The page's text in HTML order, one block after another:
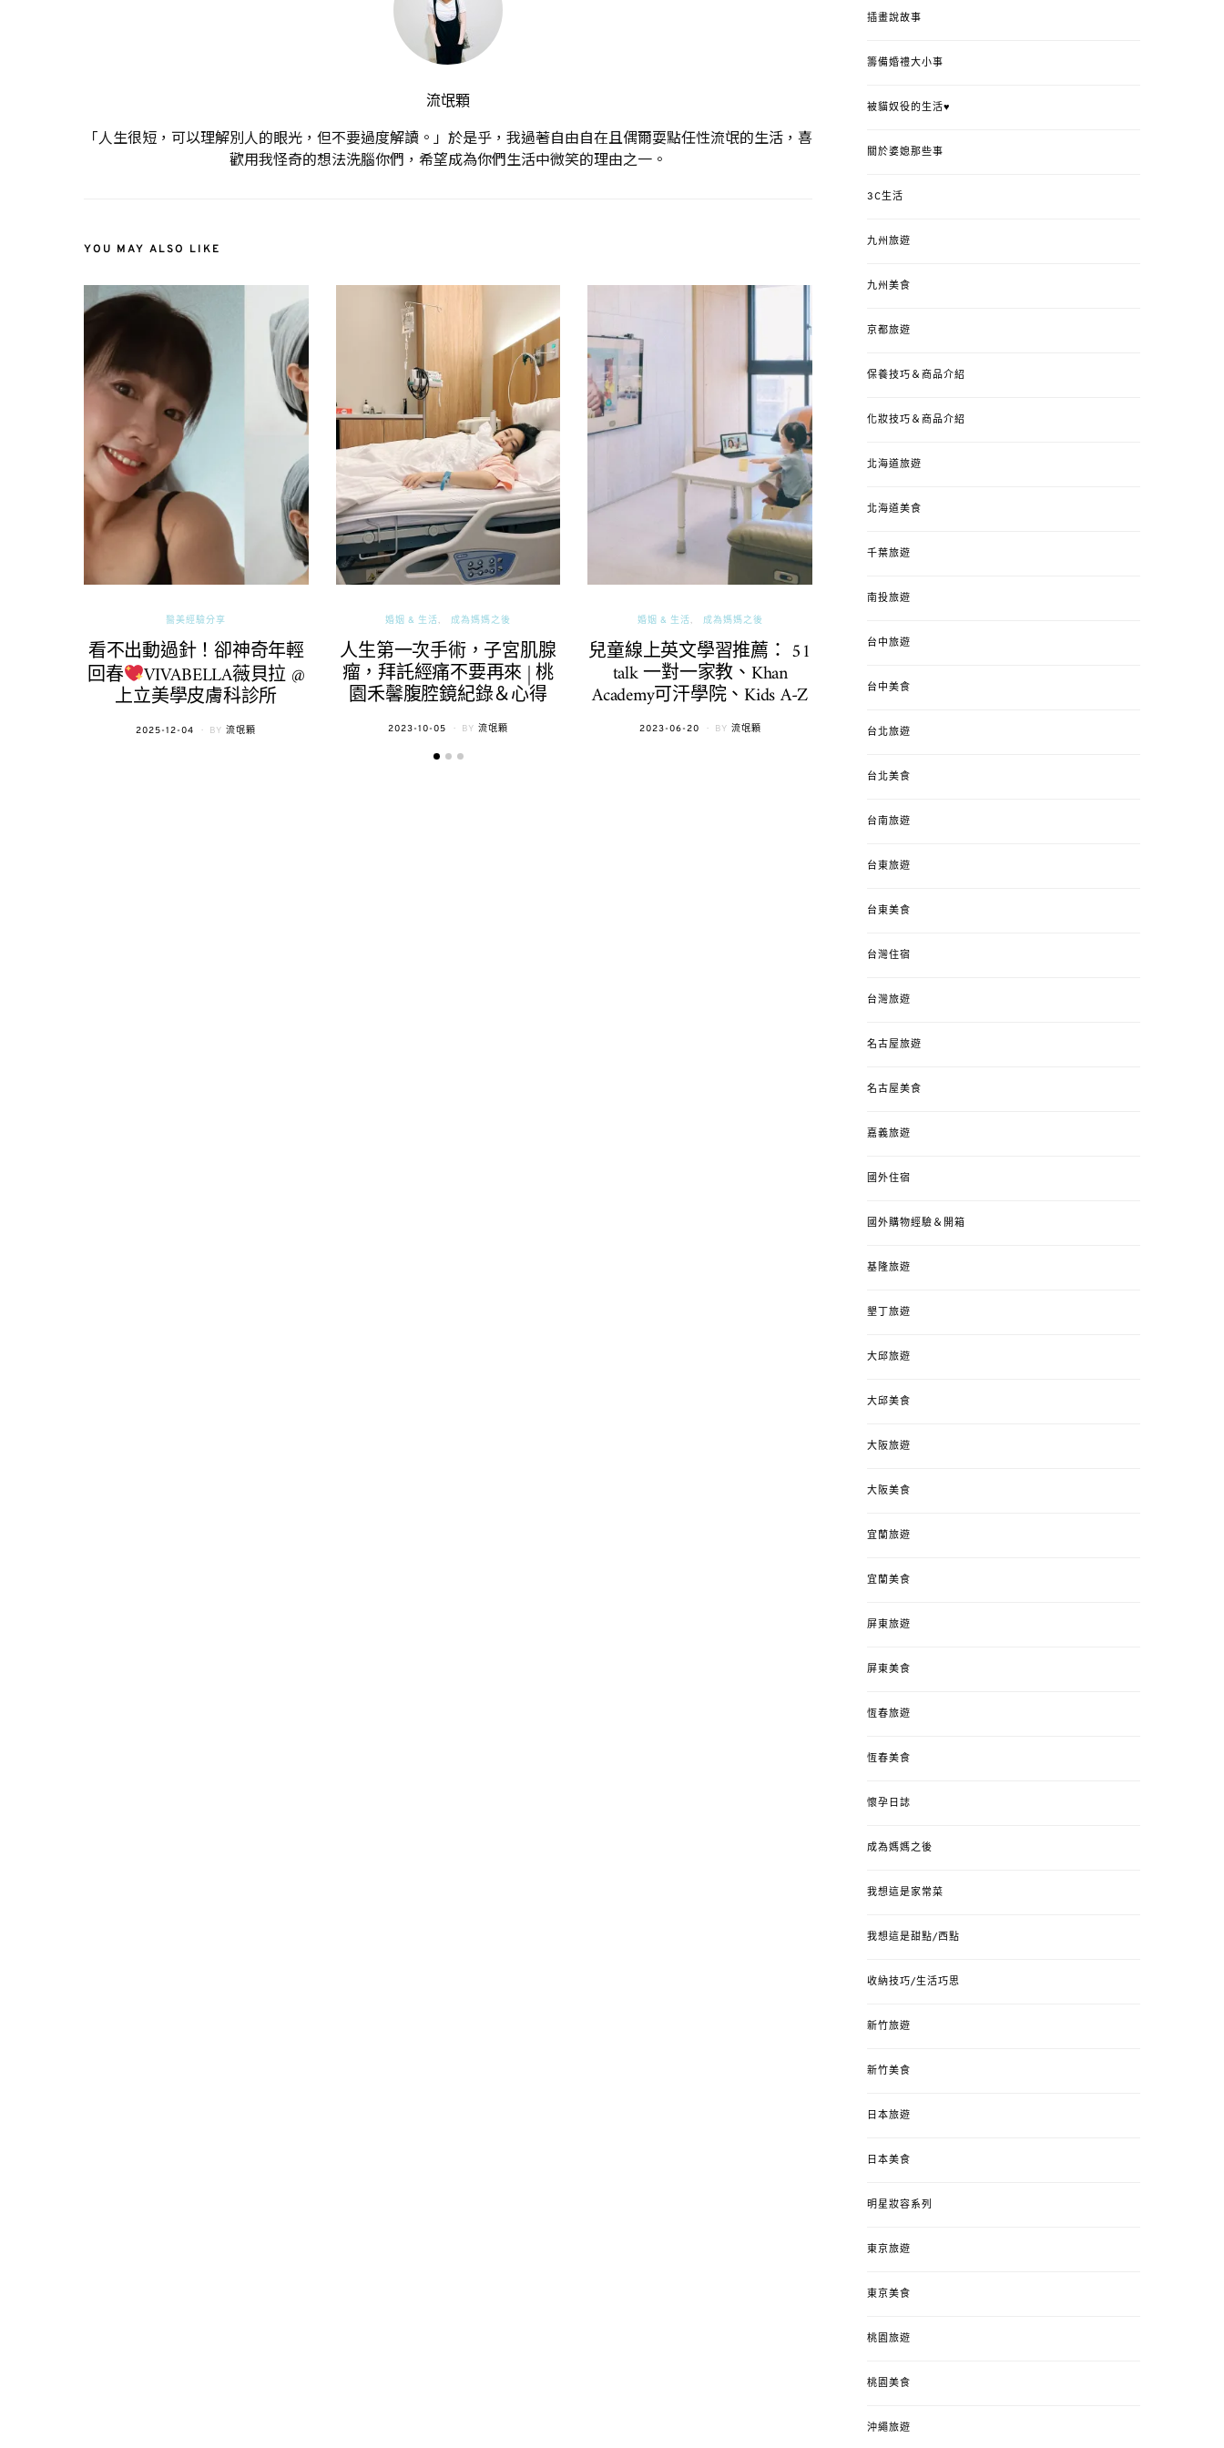
流氓顆
「人生很短，可以理解別人的眼光，但不要過度解讀。」於是乎，我過著自由自在且偶爾耍點任性流氓的生活，喜
歡用我怪奇的想法洗腦你們，希望成為你們生活中微笑的理由之一。
YOU MAY ALSO LIKE
醫美經驗分享
看不出動過針！卻神奇年輕
回春 VIVABELLA薇貝拉 @
上立美學皮膚科診所
POSTED
2025-12-04 BY 流氓顆
婚姻 & 生活 成為媽媽之後
人生第一次手術，子宮肌腺
瘤，拜託經痛不要再來 | 桃
園禾馨腹腔鏡紀錄＆心得
POSTED
2023-10-05 BY 流氓顆
婚姻 & 生活 成為媽媽之後
兒童線上英文學習推薦： 51
talk 一對一家教、Khan
Academy可汗學院、Kids A-Z
POSTED
2023-06-20 BY 流氓顆
4y3m ：視力檢查、練習犯
錯、認識華德福
插畫說故事
籌備婚禮大小事
被貓奴役的生活♥
關於婆媳那些事
3C生活
九州旅遊
九州美食
京都旅遊
保養技巧＆商品介紹
化妝技巧＆商品介紹
北海道旅遊
北海道美食
千葉旅遊
南投旅遊
台中旅遊
台中美食
台北旅遊
台北美食
台南旅遊
台東旅遊
台東美食
台灣住宿
台灣旅遊
名古屋旅遊
名古屋美食
嘉義旅遊
國外住宿
國外購物經驗＆開箱
基隆旅遊
墾丁旅遊
大邱旅遊
大邱美食
大阪旅遊
大阪美食
宜蘭旅遊
宜蘭美食
屏東旅遊
屏東美食
恆春旅遊
恆春美食
懷孕日誌
成為媽媽之後
我想這是家常菜
我想這是甜點/西點
收納技巧/生活巧思
新竹旅遊
新竹美食
日本旅遊
日本美食
明星妝容系列
東京旅遊
東京美食
桃園旅遊
桃園美食
沖繩旅遊